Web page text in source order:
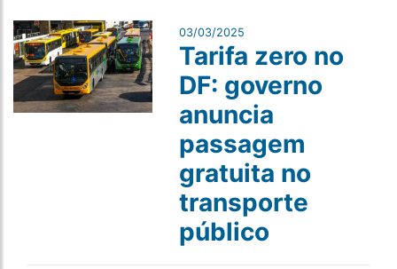
03/03/2025
Tarifa zero no
DF: governo
anuncia
passagem
gratuita no
transporte
público